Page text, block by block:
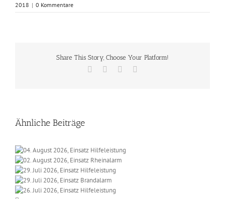
2018 | 0 Kommentare
Share This Story, Choose Your Platform!
Facebook
Ähnliche Beiträge